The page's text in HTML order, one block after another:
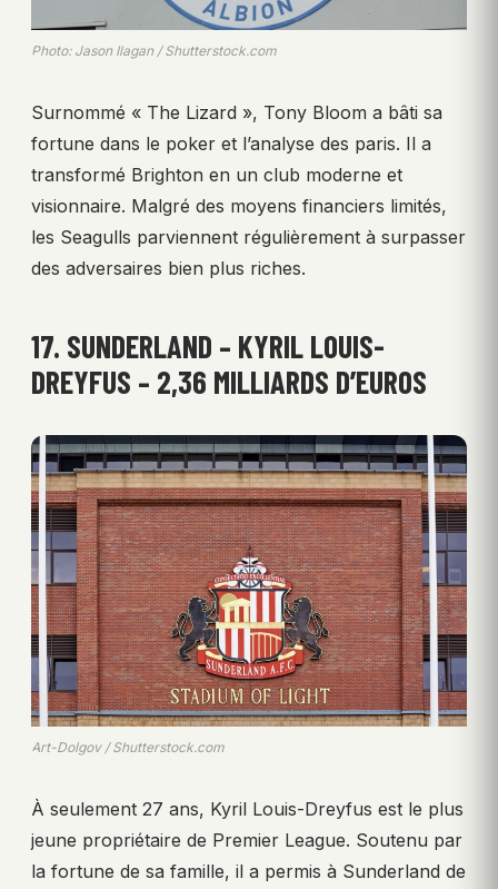
Photo: Jason Ilagan / Shutterstock.com
Surnommé « The Lizard », Tony Bloom a bâti sa
fortune dans le poker et l’analyse des paris. Il a
transformé Brighton en un club moderne et
visionnaire. Malgré des moyens financiers limités,
les Seagulls parviennent régulièrement à surpasser
des adversaires bien plus riches.
17. SUNDERLAND – KYRIL LOUIS-
DREYFUS – 2,36 MILLIARDS D’EUROS
Art-Dolgov / Shutterstock.com
À seulement 27 ans, Kyril Louis-Dreyfus est le plus
jeune propriétaire de Premier League. Soutenu par
la fortune de sa famille, il a permis à Sunderland de